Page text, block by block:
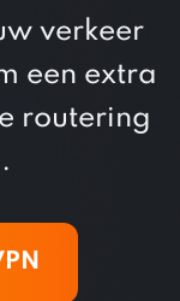
verkeer
een ​​extra
routering